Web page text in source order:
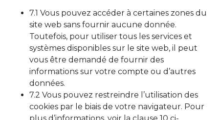
7.1 Vous pouvez accéder à certaines zones du
site web sans fournir aucune donnée.
Toutefois, pour utiliser tous les services et
systèmes disponibles sur le site web, il peut
vous être demandé de fournir des
informations sur votre compte ou d’autres
données.
7.2 Vous pouvez restreindre l’utilisation des
cookies par le biais de votre navigateur. Pour